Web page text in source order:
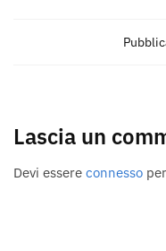
Lascia un
Devi essere connesso